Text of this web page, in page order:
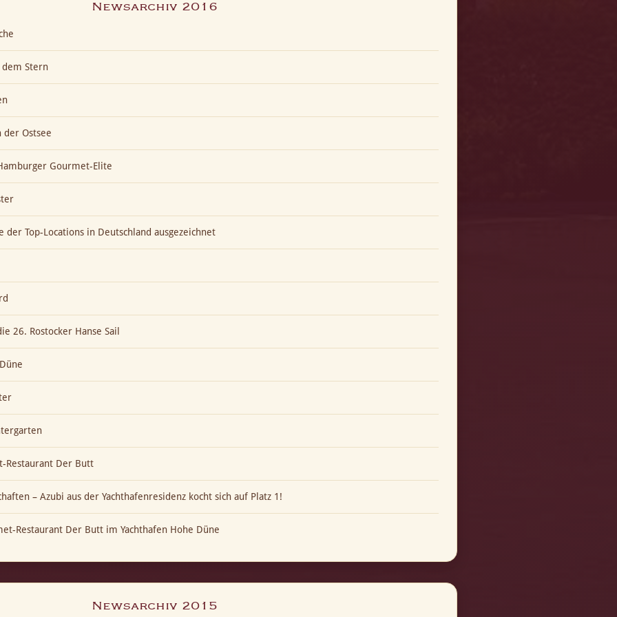
Newsarchiv 2016
dem Stern
Ostsee
Gourmet-Elite
der Top-Locations in Deutschland ausgezeichnet
26. Rostocker Hanse Sail
Restaurant Der Butt
– Azubi aus der Yachthafenresidenz kocht sich auf Platz 1!
Restaurant Der Butt im Yachthafen Hohe Düne
Newsarchiv 2015